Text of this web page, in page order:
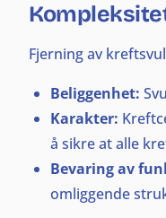
Fjerning av
Beliggenhet:
Karakter:
å sikre at alle
Bevaring av
omliggende